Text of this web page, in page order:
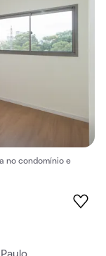
no condomínio e